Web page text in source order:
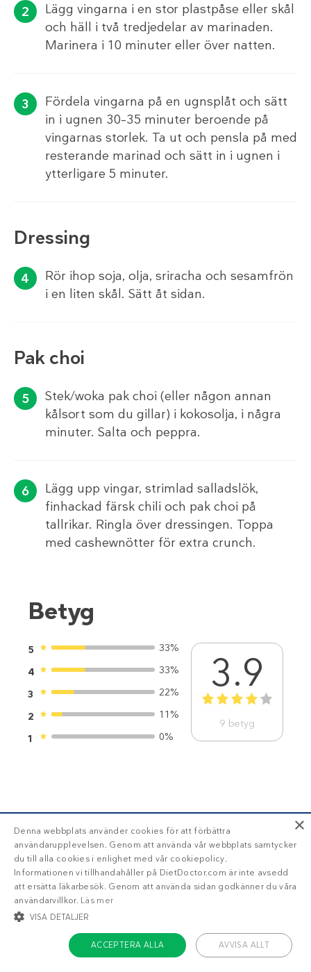
Lägg vingarna i en stor plastpåse eller skål
och häll i två tredjedelar av marinaden.
Marinera i 10 minuter eller över natten.
Fördela vingarna på en ugnsplåt och sätt
in i ugnen 30–35 minuter beroende på
vingarnas storlek. Ta ut och pensla på med
resterande marinad och sätt in i ugnen i
ytterligare 5 minuter.
Dressing
Rör ihop soja, olja, sriracha och sesamfrön
i en liten skål. Sätt åt sidan.
Pak choi
Stek/woka pak choi (eller någon annan
kålsort som du gillar) i kokosolja, i några
minuter. Salta och peppra.
Lägg upp vingar, strimlad salladslök,
finhackad färsk chili och pak choi på
tallrikar. Ringla över dressingen. Toppa
med cashewnötter för extra crunch.
Betyg
5
33%
4
33%
3
22%
2
11%
1
0%
3.9
1 2 3 4 5
9 betyg
BLI MEDLEM
Få tillgång till din läckrapersonliga
veckomeny
Trött på att räkna
kalorier?
×
Denna webbplats använder cookies för att förbättra
användarupplevelsen. Genom att använda vår webbplats samtycker
du till alla cookies i enlighet med vår cookiepolicy.
Informationen vi tillhandahåller på DietDoctor.com är inte avsedd
att ersätta läkarbesök. Genom att använda sidan godkänner du våra
användarvillkor. Läs mer
VISA DETALJER
ACCEPTERA ALLA AVVISA ALLT